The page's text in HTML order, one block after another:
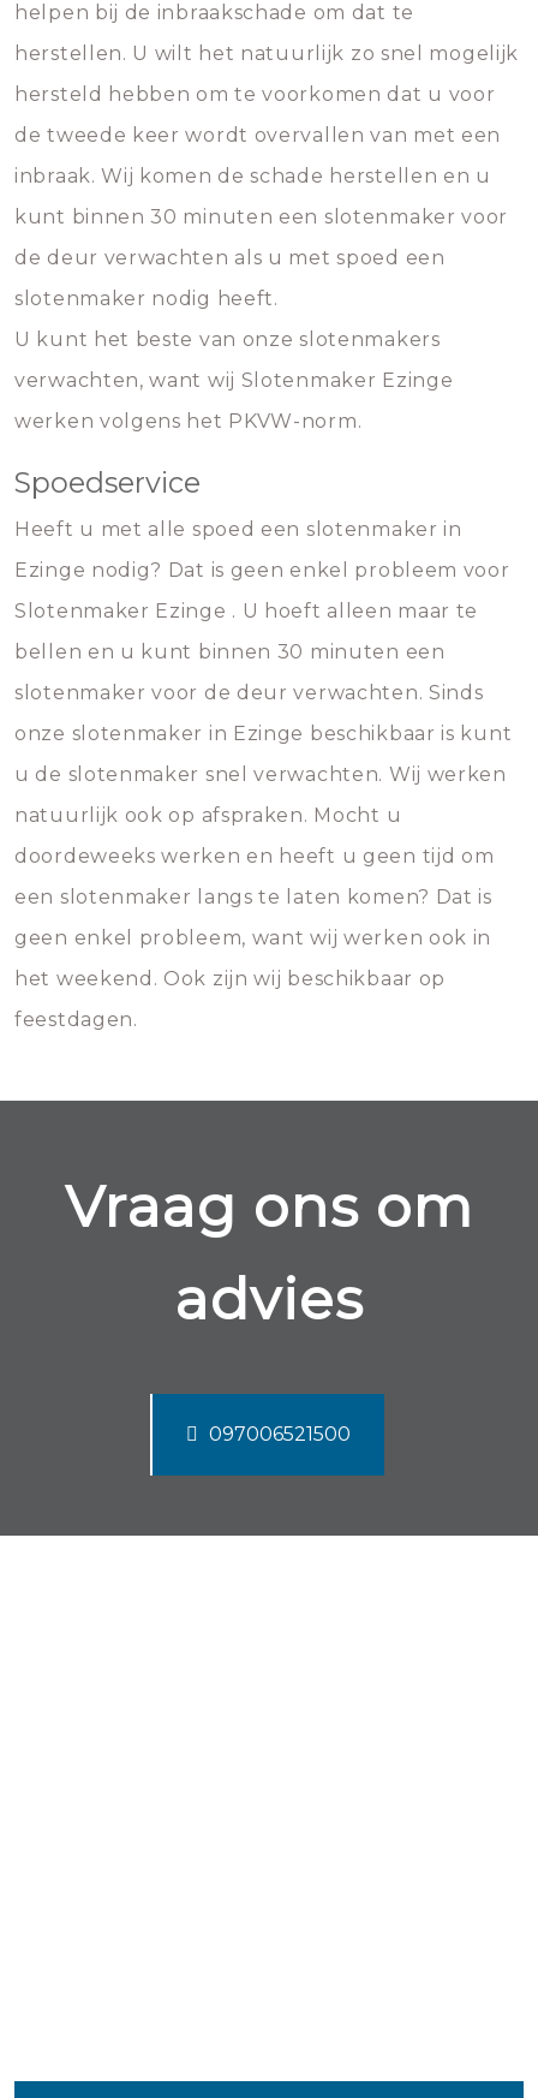
helpen bij de inbraakschade om dat te
herstellen. U wilt het natuurlijk zo snel mogelijk
hersteld hebben om te voorkomen dat u voor
de tweede keer wordt overvallen van met een
inbraak. Wij komen de schade herstellen en u
kunt binnen 30 minuten een slotenmaker voor
de deur verwachten als u met spoed een
slotenmaker nodig heeft.
U kunt het beste van onze slotenmakers
verwachten, want wij Slotenmaker Ezinge
werken volgens het PKVW-norm.
Spoedservice
Heeft u met alle spoed een slotenmaker in
Ezinge nodig? Dat is geen enkel probleem voor
Slotenmaker Ezinge . U hoeft alleen maar te
bellen en u kunt binnen 30 minuten een
slotenmaker voor de deur verwachten. Sinds
onze slotenmaker in Ezinge beschikbaar is kunt
u de slotenmaker snel verwachten. Wij werken
natuurlijk ook op afspraken. Mocht u
doordeweeks werken en heeft u geen tijd om
een slotenmaker langs te laten komen? Dat is
geen enkel probleem, want wij werken ook in
het weekend. Ook zijn wij beschikbaar op
feestdagen.
Vraag ons om
advies
097006521500